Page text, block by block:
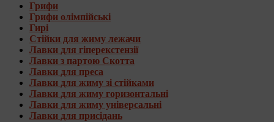
Грифи
Грифи олімпійські
Гирі
Стійки для жиму лежачи
Лавки для гіперекстензії
Лавки з партою Скотта
Лавки для преса
Лавки для жиму зі стійками
Лавки для жиму горизонтальні
Лавки для жиму універсальні
Лавки для присідань